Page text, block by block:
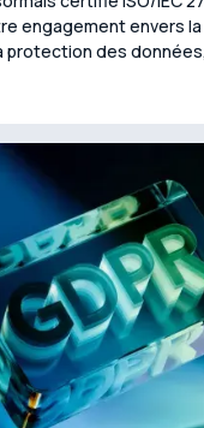
engagement envers
protection des
des expériences